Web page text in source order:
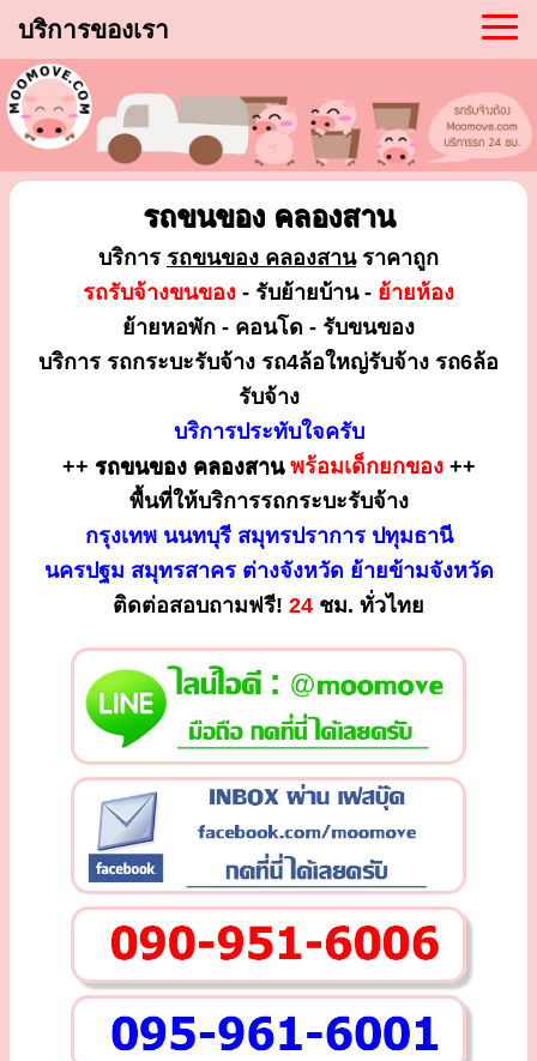
บริการของเรา
รถขนของ คลองสาน
บริการ รถขนของ คลองสานราคาถูก
รถรับจ้างขนของ - รับย้ายบ้าน - ย้ายห้อง
ย้ายหอพัก - คอนโด - รับขนของ
บริการ รถกระบะรับจ้าง รถ4ล้อใหญ่รับจ้าง รถ6ล้อ
รับจ้าง
บริการประทับใจครับ
++ รถขนของ คลองสาน พร้อมเด็กยกของ++
พื้นที่ให้บริการรถกระบะรับจ้าง
กรุงเทพ นนทบุรี สมุทรปราการ ปทุมธานี
นครปฐม สมุทรสาคร ต่างจังหวัด ย้ายข้ามจังหวัด
ติดต่อสอบถามฟรี! 24 ชม. ทั่วไทย